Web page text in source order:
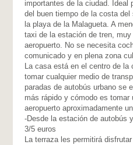
importantes de la ciudad. Ideal
del buen tiempo de la costa
la playa de la Malagueta. A
taxi de la estación de tren, muy
aeropuerto. No se necesita
comunicado y en plena zona
La casa está en el centro de la
tomar cualquier medio de
paradas de autobús urbano se
más rápido y cómodo es
aeropuerto aproximadamente
-Desde la estación de autobús
3/5 euros
La terraza les permitirá